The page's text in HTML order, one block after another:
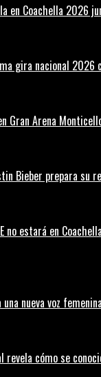
en Coachella 2026
gira nacional 2026
Gran Arena
Bieber prepara su
no estará en
una nueva voz
revela cómo se